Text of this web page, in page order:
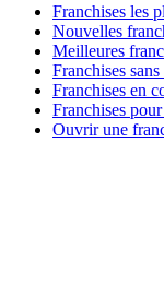
Franchises les
Nouvelles
Meilleures
Franchises
Franchises en
Franchises
Ouvrir une